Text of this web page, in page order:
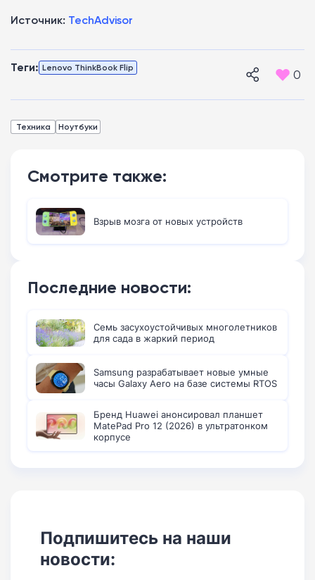
Источник: TechAdvisor
Теги: Lenovo ThinkBook Flip 0
Техника Ноутбуки
Смотрите также:
Взрыв мозга от новых устройств
Последние новости:
Семь засухоустойчивых многолетников
для сада в жаркий период
Samsung разрабатывает новые умные
часы Galaxy Aero на базе системы RTOS
Бренд Huawei анонсировал планшет
MatePad Pro 12 (2026) в ультратонком
корпусе
Подпишитесь на наши
новости: